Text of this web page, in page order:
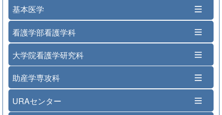
基本医学
看護学部看護学科
大学院看護学研究科
助産学専攻科
URAセンター